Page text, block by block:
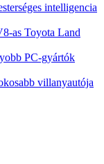
intelligencia
as Toyota Land
PC-gyártók
villanyautója